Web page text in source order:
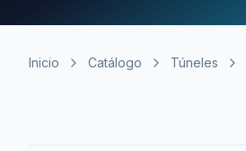
Inicio Catálogo Túneles